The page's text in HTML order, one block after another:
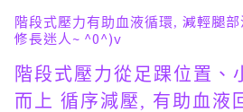
階段式壓力有助血液循環, 減輕腿
修長迷人~ ^0^)v
階段式壓力從足踝位置、
而上 循序減壓, 有助血液